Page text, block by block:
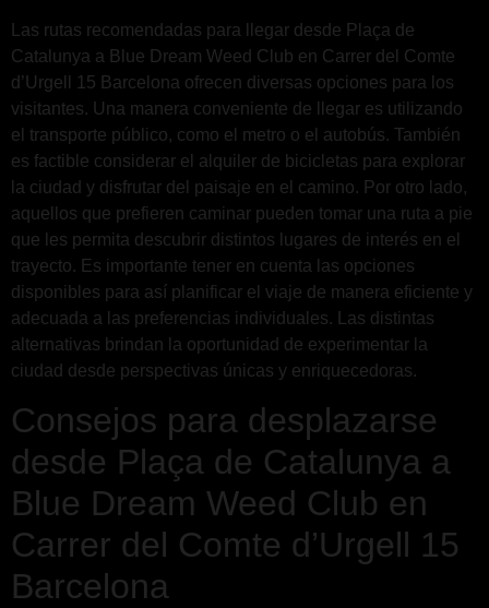
Las rutas recomendadas para llegar desde Plaça de
Catalunya a Blue Dream Weed Club en Carrer del Comte
d’Urgell 15 Barcelona ofrecen diversas opciones para los
visitantes. Una manera conveniente de llegar es utilizando
el transporte público, como el metro o el autobús. También
es factible considerar el alquiler de bicicletas para explorar
la ciudad y disfrutar del paisaje en el camino. Por otro lado,
aquellos que prefieren caminar pueden tomar una ruta a pie
que les permita descubrir distintos lugares de interés en el
trayecto. Es importante tener en cuenta las opciones
disponibles para así planificar el viaje de manera eficiente y
adecuada a las preferencias individuales. Las distintas
alternativas brindan la oportunidad de experimentar la
ciudad desde perspectivas únicas y enriquecedoras.
Consejos para desplazarse
desde Plaça de Catalunya a
Blue Dream Weed Club en
Carrer del Comte d’Urgell 15
Barcelona